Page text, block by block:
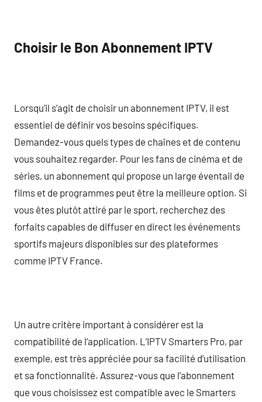
Choisir le Bon Abonnement IPTV
Lorsqu’il s’agit de choisir un abonnement IPTV, il est
essentiel de définir vos besoins spécifiques.
Demandez-vous quels types de chaînes et de contenu
vous souhaitez regarder. Pour les fans de cinéma et de
séries, un abonnement qui propose un large éventail de
films et de programmes peut être la meilleure option. Si
vous êtes plutôt attiré par le sport, recherchez des
forfaits capables de diffuser en direct les événements
sportifs majeurs disponibles sur des plateformes
comme IPTV France.
Un autre critère important à considérer est la
compatibilité de l’application. L’IPTV Smarters Pro, par
exemple, est très appréciée pour sa facilité d’utilisation
et sa fonctionnalité. Assurez-vous que l’abonnement
que vous choisissez est compatible avec le Smarters